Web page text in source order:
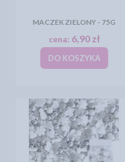
MACZEK ZIELONY - 75G
cena: 6,90 zł
DO KOSZYKA